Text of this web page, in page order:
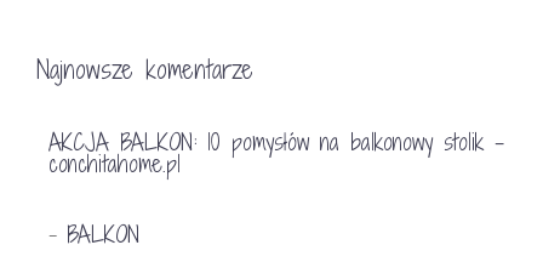
Najnowsze komentarze
AKCJA BALKON: 10 pomysłów na balkonowy stolik -
conchitahome.pl
- BALKON